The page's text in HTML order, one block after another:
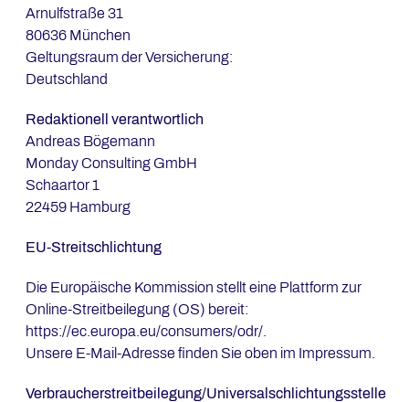
Arnulfstraße 31
80636 München
Geltungsraum der Versicherung:
Deutschland
Redaktionell verantwortlich
Andreas Bögemann
Monday Consulting GmbH
Schaartor 1
22459 Hamburg
EU-Streitschlichtung
Die Europäische Kommission stellt eine Plattform zur
Online-Streitbeilegung (OS) bereit:
https://ec.europa.eu/consumers/odr/.
Unsere E-Mail-Adresse finden Sie oben im Impressum.
Verbraucherstreitbeilegung/Universalschlichtungsstelle